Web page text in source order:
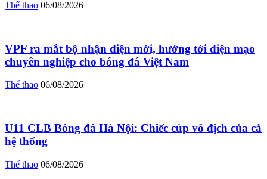
Thể thao 06/08/2026
VPF ra mắt bộ nhận diện mới, hướng tới diện mạo
chuyên nghiệp cho bóng đá Việt Nam
Thể thao 06/08/2026
U11 CLB Bóng đá Hà Nội: Chiếc cúp vô địch của cả
hệ thống
Thể thao 06/08/2026